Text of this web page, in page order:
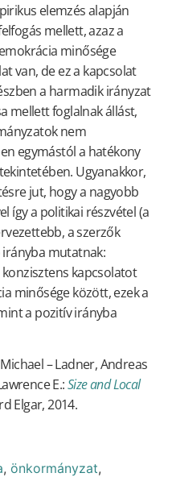
elemzés alapján
mellett, azaz a
minősége
van, de ez a kapcsolat
a harmadik irányzat
mellett foglalnak állást,
nem
egymástól a hatékony
Ugyanakkor,
jut, hogy a nagyobb
így a politikai részvétel (a
a szerzők
mutatnak:
kapcsolatot
minősége között, ezek a
a pozitív irányba
– Ladner, Andreas
E.:Size and Local
Elgar, 2014.
, önkormányzat,